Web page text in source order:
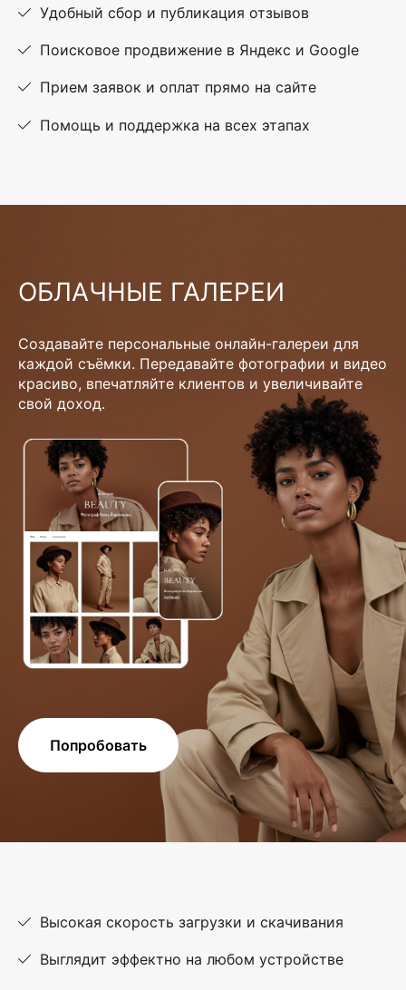
Удобный сбор и публикация отзывов
Поисковое продвижение в Яндекс и Google
Прием заявок и оплат прямо на сайте
Помощь и поддержка на всех этапах
ОБЛАЧНЫЕ ГАЛЕРЕИ
Создавайте персональные онлайн-галереи для
каждой съёмки. Передавайте фотографии и видео
красиво, впечатляйте клиентов и увеличивайте
свой доход.
Попробовать
Высокая скорость загрузки и скачивания
Выглядит эффектно на любом устройстве